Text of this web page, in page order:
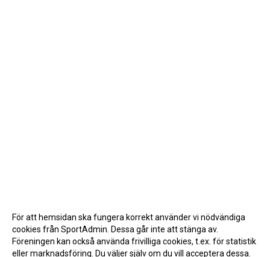
För att hemsidan ska fungera korrekt använder vi nödvändiga
cookies från SportAdmin. Dessa går inte att stänga av.
Föreningen kan också använda frivilliga cookies, t.ex. för statistik
eller marknadsföring. Du väljer själv om du vill acceptera dessa.